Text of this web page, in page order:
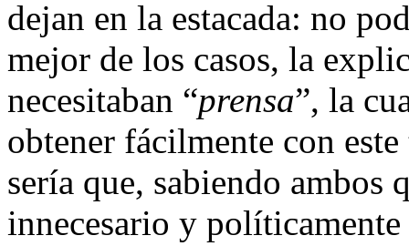
dejan en la estacada: no
mejor de los casos, la
necesitaban “prensa”, la
obtener fácilmente con
sería que, sabiendo ambos
innecesario y